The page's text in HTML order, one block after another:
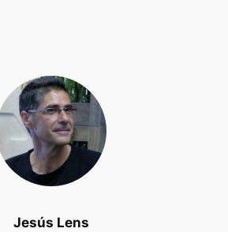
Jesús Lens